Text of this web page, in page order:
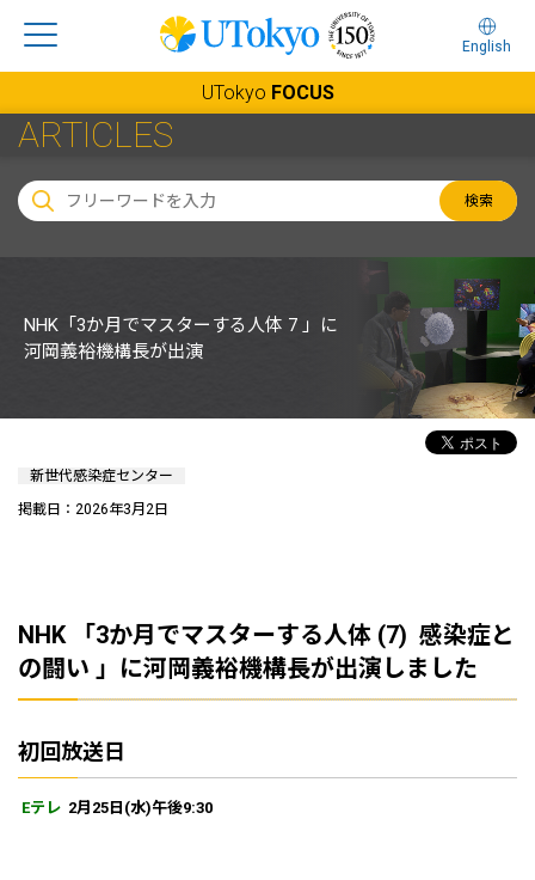
English
UTokyo FOCUS
ARTICLES
検索
NHK「3か月でマスターする人体 7 」に
河岡義裕機構長が出演
新世代感染症センター
掲載日：2026年3月2日
NHK 「3か月でマスターする人体 (7) 感染症と
の闘い 」に河岡義裕機構長が出演しました
初回放送日
Eテレ 2月25日(水)午後9:30